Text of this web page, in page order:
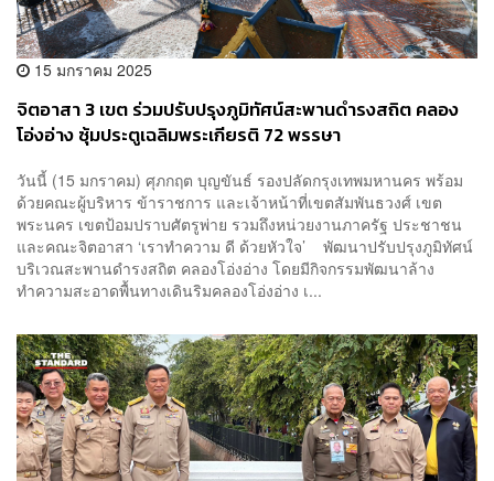
15 มกราคม 2025
จิตอาสา 3 เขต ร่วมปรับปรุงภูมิทัศน์สะพานดำรงสถิต คลอง
โอ่งอ่าง ซุ้มประตูเฉลิมพระเกียรติ 72 พรรษา
วันนี้ (15 มกราคม) ศุภกฤต บุญขันธ์ รองปลัดกรุงเทพมหานคร พร้อม
ด้วยคณะผู้บริหาร ข้าราชการ และเจ้าหน้าที่เขตสัมพันธวงศ์ เขต
พระนคร เขตป้อมปราบศัตรูพ่าย รวมถึงหน่วยงานภาครัฐ ประชาชน
และคณะจิตอาสา ‘เราทำความ ดี ด้วยหัวใจ’ พัฒนาปรับปรุงภูมิทัศน์
บริเวณสะพานดำรงสถิต คลองโอ่งอ่าง โดยมีกิจกรรมพัฒนาล้าง
ทำความสะอาดพื้นทางเดินริมคลองโอ่งอ่าง เ...